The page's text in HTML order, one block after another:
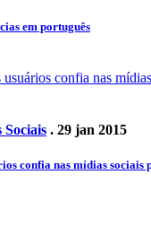
em português
Sociais . 29 jan 2015
confia nas mídias sociais